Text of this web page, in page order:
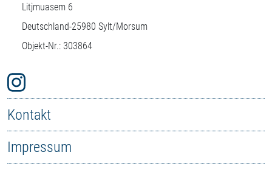
Litjmuasem 6
Deutschland-25980 Sylt/Morsum
Objekt-Nr.: 303864
Kontakt
Impressum